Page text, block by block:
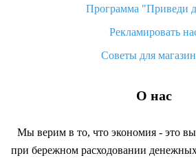
Программа "Приведи
Рекламировать
Советы для
О нас
Мы верим в то, что экономия - это
при бережном расходовании